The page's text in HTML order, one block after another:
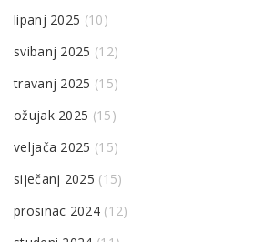
lipanj 2025 (10)
svibanj 2025 (12)
travanj 2025 (15)
ožujak 2025 (15)
veljača 2025 (15)
siječanj 2025 (15)
prosinac 2024(12)